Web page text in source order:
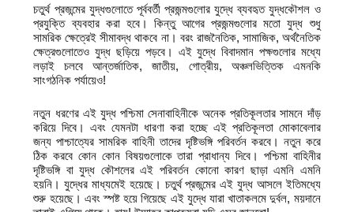
চতুর্থ প্রজন্মের যুদ্ধগুলোতে পূর্ববর্তী প্রজন্মগুলোর যুদ্ধে ব্যবহৃত যুদ্ধকৌশল ও
প্রযুক্তি ব্যবহার করা হবে। কিন্তু আগের প্রজন্মগুলোর মতো যুদ্ধ শুধু
সামরিক ক্ষেত্রেই সীমাবদ্ধ থাকবে না। বরং রাজনৈতিক, সামাজিক, অর্থনৈতিক
ক্ষেত্রগুলোতেও যুদ্ধ ছড়িয়ে পড়বে। এই যুদ্ধে বিবাদমান পক্ষগুলোর মধ্যে
লড়াই চলবে আন্তর্জাতিক, জাতীয়, গোত্রীয়, অঞ্চলভিত্তিক এমনকি
সাংগঠনিক পর্যায়েও!
নতুন ধরণের এই যুদ্ধ পশ্চিমা সেনাবাহিনীকে অনেক প্রতিকূলতার সামনে দাঁড়
করিয়ে দিবে। এবং যেমনটা ধারণা করা হচ্ছে এই প্রতিকূলতা মোকাবেলার
জন্য পাশ্চাত্যের সামরিক বাহিনী তাদের দৃষ্টিভঙ্গি পরিবর্তন করবে। নতুন করে
ঠিক করবে কোন কোন বিষয়গুলোকে তারা প্রাধান্য দিবে। পশ্চিমা বাহিনীর
দৃষ্টিভঙ্গি বা যুদ্ধ কৌশলের এই পরিবর্তন কোনো কারণ ছাড়া এমনি এমনি
হয়নি। যুদ্ধের মাধ্যমেই হয়েছে। চতুর্থ প্রজন্মের এই যুদ্ধ আসলে ইতিমধ্যে
শুরু হয়েছে। এবং স্পষ্ট হয়ে গিয়েছে এই যুদ্ধে যারা খাতাকলমে দুর্বল, ময়দানে